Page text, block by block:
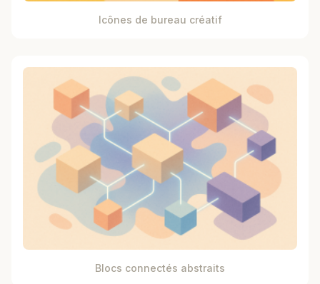
Icônes de bureau créatif
Blocs connectés abstraits